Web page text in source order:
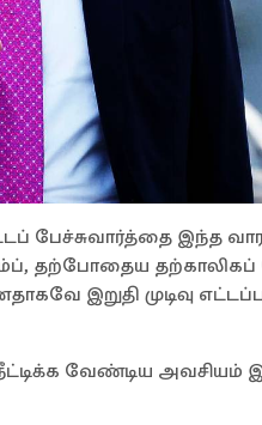
பேச்சுவார்த்தை இந்த வார
தற்போதைய தற்காலிகப்
இறுதி முடிவு
வேண்டிய அவசியம்